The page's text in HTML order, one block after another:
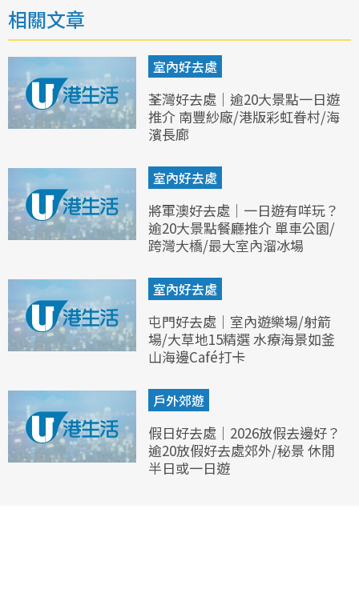
相關文章
室內好去處
荃灣好去處｜逾20大景點一日遊
推介 南豐紗廠/港版彩虹眷村/海
濱長廊
室內好去處
將軍澳好去處｜一日遊有咩玩？
逾20大景點餐廳推介 單車公園/
跨灣大橋/最大室內溜冰場
室內好去處
屯門好去處｜室內遊樂場/射箭
場/大草地15精選 水療海景如釜
山海邊Café打卡
戶外郊遊
假日好去處｜2026放假去邊好？
逾20放假好去處郊外/秘景 休閒
半日或一日遊